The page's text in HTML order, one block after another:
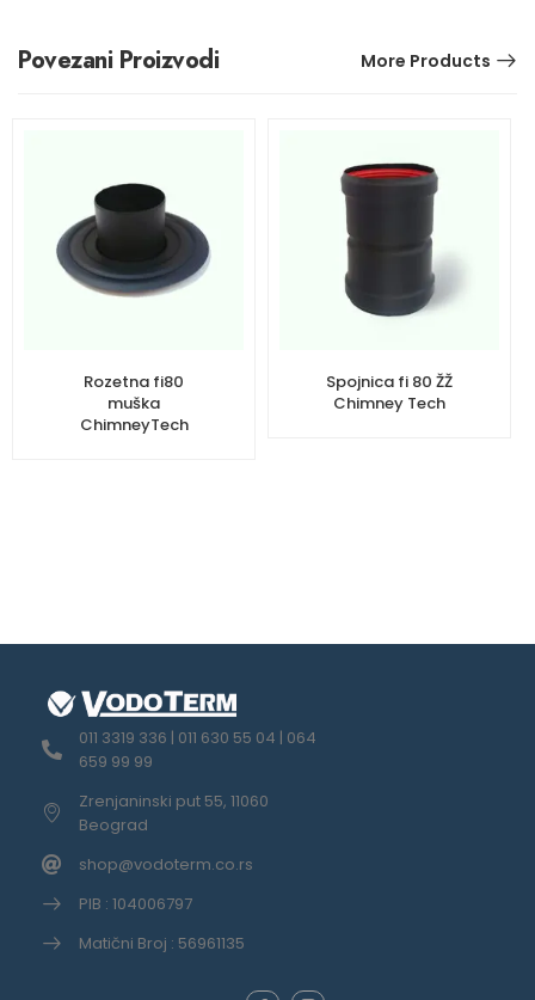
Povezani Proizvodi More Products
Rozetna fi80
muška
ChimneyTech
Spojnica fi 80 ŽŽ
Chimney Tech
011 3319 336 | 011 630 55 04 | 064
659 99 99
Zrenjaninski put 55, 11060
Beograd
shop@vodoterm.co.rs
PIB : 104006797
Matični Broj : 56961135